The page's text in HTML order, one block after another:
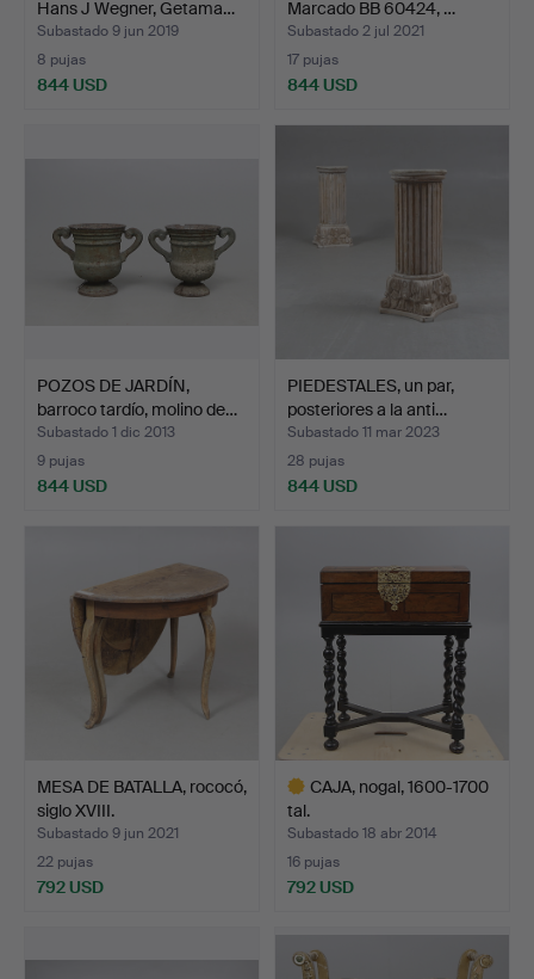
Hans J Wegner, Getama…
Subastado 9 jun 2019
8 pujas
844 USD
Marcado BB 60424, …
Subastado 2 jul 2021
17 pujas
844 USD
POZOS DE JARDÍN,
barroco tardío, molino de…
Subastado 1 dic 2013
9 pujas
844 USD
PIEDESTALES, un par,
posteriores a la anti…
Subastado 11 mar 2023
28 pujas
844 USD
MESA DE BATALLA, rococó,
siglo XVIII.
Subastado 9 jun 2021
22 pujas
792 USD
CAJA, nogal, 1600-1700
tal.
Subastado 18 abr 2014
16 pujas
792 USD
seleccionado